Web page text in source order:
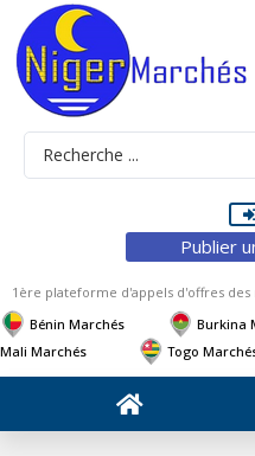
Publier
1ère plateforme d'appels d'offres
Bénin Marchés
Burkina
Mali Marchés
Togo